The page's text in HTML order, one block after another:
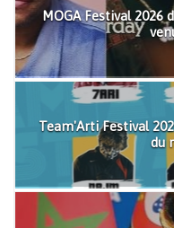
MOGA Festival 2026
Team'Arti Festival
du